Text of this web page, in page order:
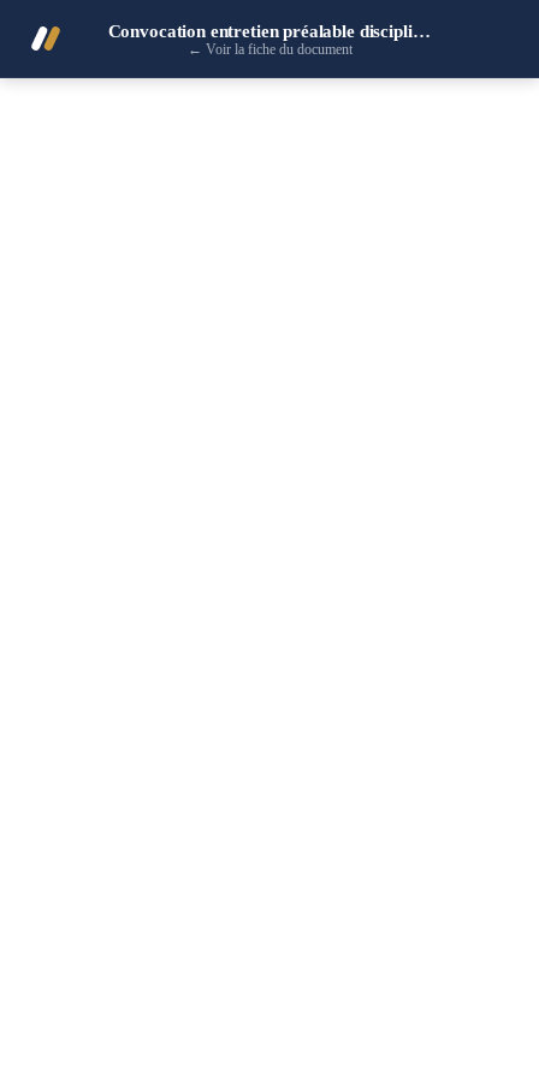
Convocation entretien préalable disciplinaire
← Voir la fiche du document